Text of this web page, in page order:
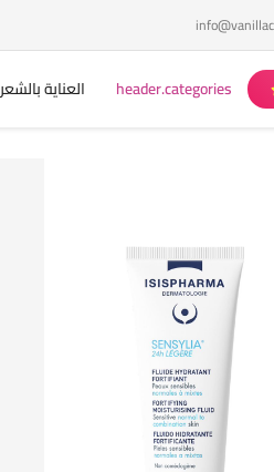
header.categories العناية بالشعر